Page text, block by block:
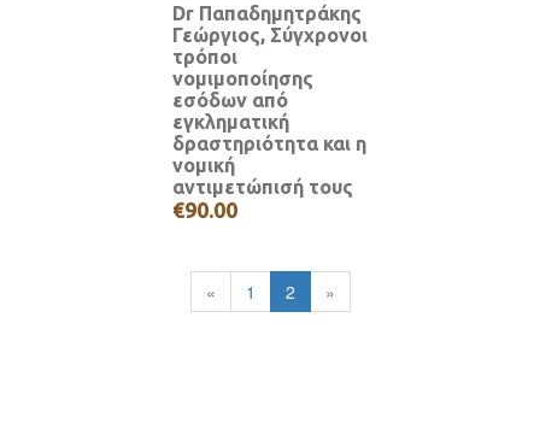
Dr Παπαδημητράκης
Γεώργιος, Σύγχρονοι
τρόποι
νομιμοποίησης
εσόδων από
εγκληματική
δραστηριότητα και η
νομική
αντιμετώπισή τους
€90.00
« 1 2 »